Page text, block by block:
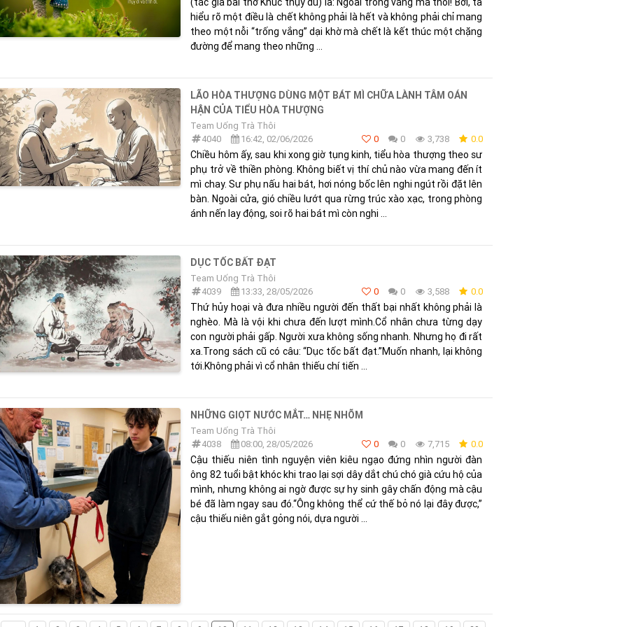
hiểu rõ một điều là chết không phải là hết và không phải chỉ mang
theo một nỗi “trống vắng” dại khờ mà chết là kết thúc một chặng
đường để mang theo những ...
LÃO HÒA THƯỢNG DÙNG MỘT BÁT MÌ CHỮA LÀNH TÂM OÁN
HẬN CỦA TIỂU HÒA THƯỢNG
Team Uống Trà Thôi
4040
16:42, 02/06/2026 0 0 3,738 0.0
Chiều hôm ấy, sau khi xong giờ tụng kinh, tiểu hòa thượng theo sư
phụ trở về thiền phòng. Không biết vị thí chủ nào vừa mang đến ít
mì chay. Sư phụ nấu hai bát, hơi nóng bốc lên nghi ngút rồi đặt lên
bàn. Ngoài cửa, gió chiều lướt qua rừng trúc xào xạc, trong phòng
ánh nến lay động, soi rõ hai bát mì còn nghi ...
DỤC TỐC BẤT ĐẠT
Team Uống Trà Thôi
4039
13:33, 28/05/2026 0 0 3,588 0.0
Thứ hủy hoại và đưa nhiều người đến thất bại nhất không phải là
nghèo. Mà là vội khi chưa đến lượt mình.Cổ nhân chưa từng dạy
con người phải gấp. Người xưa không sống nhanh. Nhưng họ đi rất
xa.Trong sách cũ có câu: “Dục tốc bất đạt.”Muốn nhanh, lại không
tới.Không phải vì cổ nhân thiếu chí tiến ...
NHỮNG GIỌT NƯỚC MẮT… NHẸ NHÕM
Team Uống Trà Thôi
4038
08:00, 28/05/2026 0 0 7,715 0.0
Cậu thiếu niên tình nguyện viên kiêu ngạo đứng nhìn người đàn
ông 82 tuổi bật khóc khi trao lại sợi dây dắt chú chó già cứu hộ của
mình, nhưng không ai ngờ được sự hy sinh gây chấn động mà cậu
bé đã làm ngay sau đó.“Ông không thể cứ thế bỏ nó lại đây được,”
cậu thiếu niên gắt gỏng nói, dựa người ...